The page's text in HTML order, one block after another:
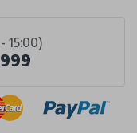
15:00)